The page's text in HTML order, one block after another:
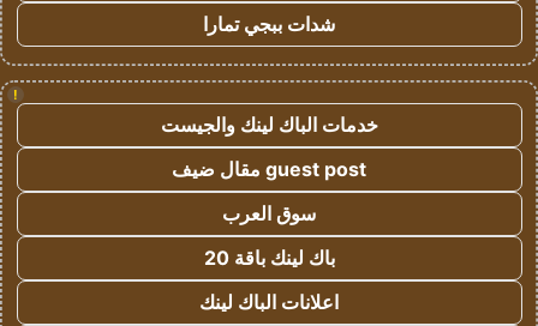
شدات ببجي تمارا
!
خدمات الباك لينك والجيست
guest post مقال ضيف
سوق العرب
باك لينك باقة 20
اعلانات الباك لينك